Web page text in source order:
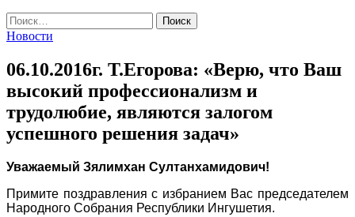
Найти:
Новости
06.10.2016г. Т.Егорова: «Верю, что Ваш
высокий профессионализм и
трудолюбие, являются залогом
успешного решения задач»
Уважаемый Зялимхан Султанхамидович!
Примите поздравления с избранием Вас председателем
Народного Собрания Республики Ингушетия.